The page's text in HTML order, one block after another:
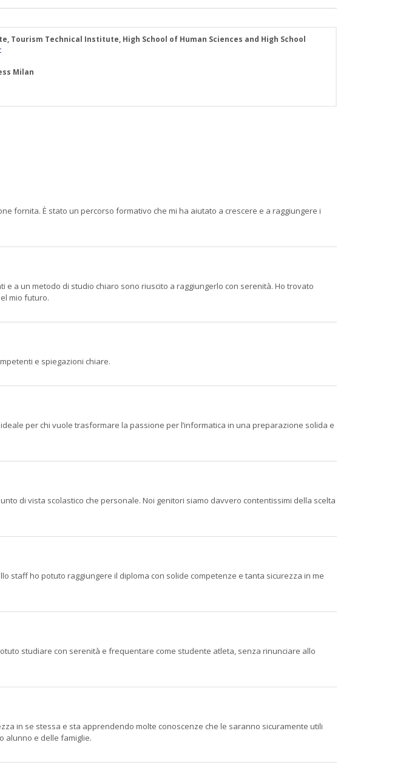
Technical Institute, High School of Human Sciences and High School
Milan
fornita. È stato un percorso formativo che mi ha aiutato a crescere e a raggiungere i
a un metodo di studio chiaro sono riuscito a raggiungerlo con serenità. Ho trovato
mio futuro.
e spiegazioni chiare.
per chi vuole trasformare la passione per l’informatica in una preparazione solida e
di vista scolastico che personale. Noi genitori siamo davvero contentissimi della scelta
staff ho potuto raggiungere il diploma con solide competenze e tanta sicurezza in me
studiare con serenità e frequentare come studente atleta, senza rinunciare allo
in se stessa e sta apprendendo molte conoscenze che le saranno sicuramente utili
alunno e delle famiglie.